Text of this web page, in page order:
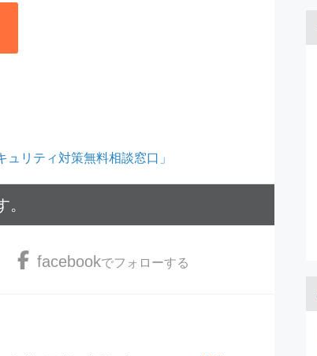
リティ対策無料相談窓口」
facebookでフォローする